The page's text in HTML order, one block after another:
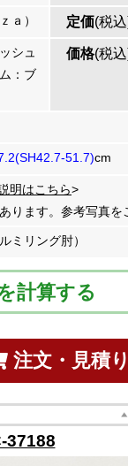
ａ） 定価(税
シュ
：ブ
価格(税
51.7)cm
明はこちら>
ります。参考写真を
ミリング肘）
計算する
注文・見積
37188